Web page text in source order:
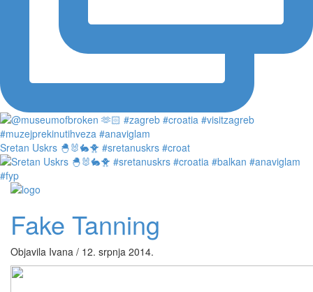
Sretan Uskrs 🐣🐰🐇🐥 #sretanuskrs #croat
Fake Tanning
Objavila Ivana / 12. srpnja 2014.